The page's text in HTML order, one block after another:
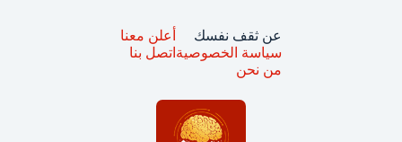
عن ثقف نفسك
سياسة الخصوصية
من نحن
أعلن معنا
اتصل بنا